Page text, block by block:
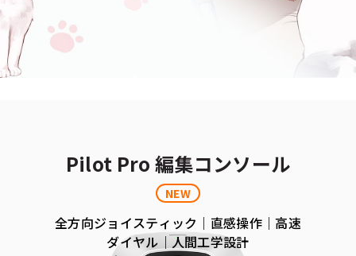
Pilot Pro 編集コンソール
NEW
全方向ジョイスティック｜直感操作｜高速
ダイヤル｜人間工学設計